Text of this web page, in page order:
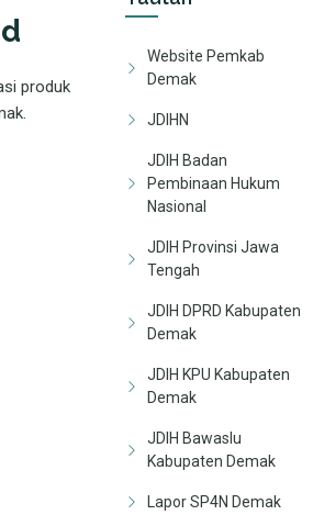
produk
Website Pemkab
Demak
JDIHN
JDIH Badan
Pembinaan Hukum
Nasional
JDIH Provinsi Jawa
Tengah
JDIH DPRD Kabupaten
Demak
JDIH KPU Kabupaten
Demak
JDIH Bawaslu
Kabupaten Demak
Lapor SP4N Demak